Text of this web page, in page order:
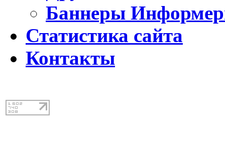
Баннеры
Статистика сайта
Контакты